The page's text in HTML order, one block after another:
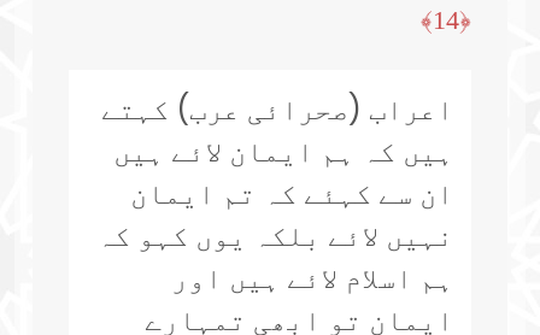
﴿14﴾
اعراب (صحرائی عرب) کہتے
ہیں کہ ہم ایمان لائے ہیں
ان سے کہئے کہ تم ایمان
نہیں لائے بلکہ یوں کہو کہ
ہم اسلام لائے ہیں اور
ایمان تو ابھی تمہارے